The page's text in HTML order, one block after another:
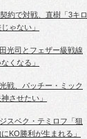
約で対戦、直樹「3キロ
ゃない」
光司とフェザー級戦線
くなる」
戦、パッチー・ミック
させたい」
スベク・テミロフ「狙
KO勝利が生まれる」